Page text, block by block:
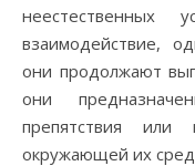
неестественных
взаимодействие,
они продолжают
они
препятствия или
окружающей их